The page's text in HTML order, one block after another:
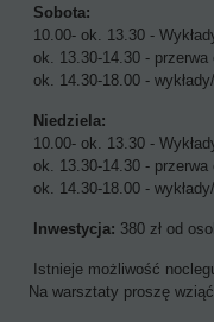
Sobota:
10.00- ok. 13.30 -
ok. 13.30-14.30 -
ok. 14.30-18.00 -
Niedziela:
10.00- ok. 13.30 -
ok. 13.30-14.30 -
ok. 14.30-18.00 -
Inwestycja: 380 zł od
Istnieje możliwość
Na warsztaty proszę